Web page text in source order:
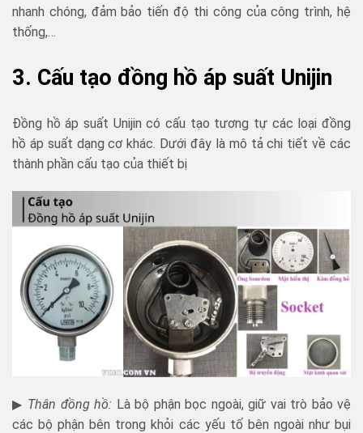
nhanh chóng, đảm bảo tiến độ thi công của công trình, hệ
thống,…
3. Cấu tạo đồng hồ áp suất Unijin
Đồng hồ áp suất Unijin có cấu tạo tương tự các loại đồng
hồ áp suất dạng cơ khác. Dưới đây là mô tả chi tiết về các
thành phần cấu tạo của thiết bị
▶ Thân đồng hồ: Là bộ phận bọc ngoài, giữ vai trò bảo vệ
các bộ phận bên trong khỏi các yếu tố bên ngoài như bụi